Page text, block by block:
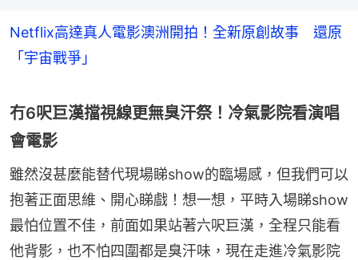
Netflix高達真人電影澳洲開拍！全新原創故事 還原
「宇宙戰爭」
冇6呎巨漢擋視線更無臭汗祭！冷氣影院看演唱
會電影
雖然沒甚麼能替代現場睇show的臨場感，但我們可以
抱著正面思維、開心睇戲！想一想，平時入場睇show
最怕位置不佳，前面如果站著六呎巨漢，全程只能看
他背影，也不怕四圍都是臭汗味，現在走進冷氣影院